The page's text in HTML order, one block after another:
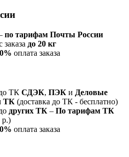
по тарифам Почты России
заказа до 20 кг
оплата заказа
ТК СДЭК, ПЭК и Деловые
ТК (доставка до ТК - бесплатно)
других ТК – По тарифам ТК
р.)
оплата заказа